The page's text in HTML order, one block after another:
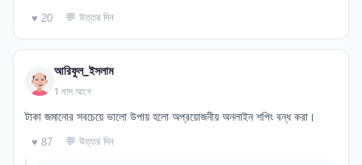
♥ 20 💬 উত্তর দিন
আরিফুল_ইসলাম
1 মাস আগে
টাকা জমানোর সবচেয়ে ভালো উপায় হলো অপ্রয়োজনীয় অনলাইন শপিং বন্ধ করা।
♥ 87 💬 উত্তর দিন